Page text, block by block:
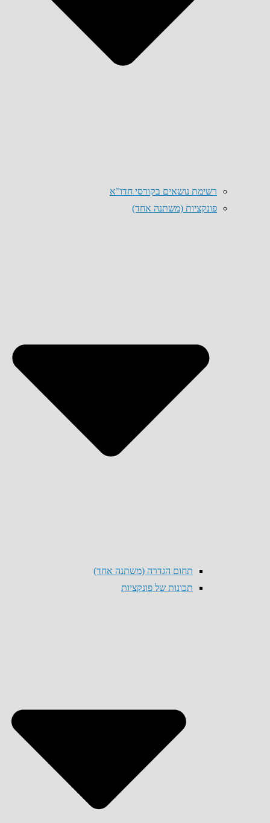
רשימת נושאים בקורסי חדו”א
פונקציות (משתנה אחד)
תחום הגדרה (משתנה אחד)
תכונות של פונקציות